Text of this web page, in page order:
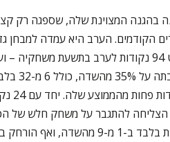
בהגנה המצוינת שלה, שספגה רק
הקודמים. הערב היא עמדה למבחן
משחק חוץ מול התקפה שקלעה כמעט 94 נקודות לערב בתשעת
בהצלחה מרובה. העמק
לקשת – ובסך
הצליחה להתגבר על משחק חלש של
קיילר אדוארדס, שסיים עם שתי נקודות בלבד ב-1 מ-9